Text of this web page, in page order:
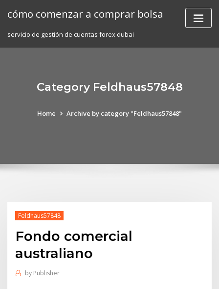
cómo comenzar a comprar bolsa
servicio de gestión de cuentas forex dubai
Category Feldhaus57848
Home Archive by category "Feldhaus57848"
Feldhaus57848
Fondo comercial
australiano
by Publisher